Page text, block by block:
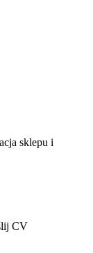
sklepu i
CV